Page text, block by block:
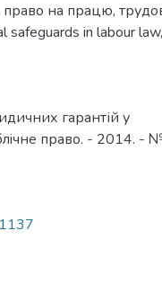
право на працю,
safeguards in labour law,
гарантій у
право. - 2014. - №